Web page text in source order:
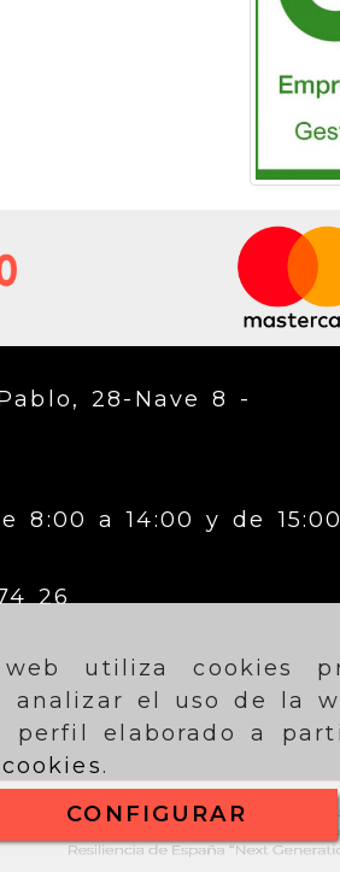
utiliza cookies
analizar el uso de la
perfil elaborado a
.
CONFIGURAR
28-Nave 8 -
8:00 a 14:00 y de
26